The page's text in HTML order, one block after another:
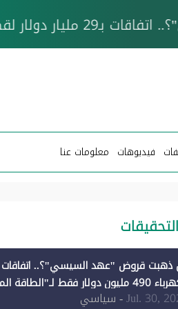
تخدم الحوثيين
فيديوهات معلومات عنا
دولار فقط لـ"الطاقة المتجددة" (1)
Jul. 30,- سياسي